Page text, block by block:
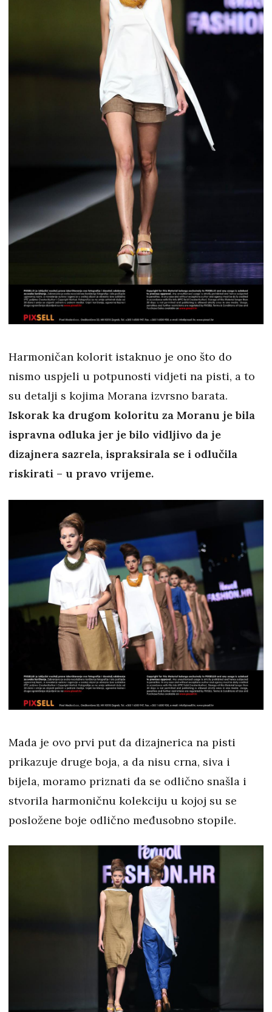
Harmoničan kolorit istaknuo je ono što do
nismo uspjeli u potpunosti vidjeti na pisti, a to
su detalji s kojima Morana izvrsno barata.
Iskorak ka drugom koloritu za Moranu je bila
ispravna odluka jer je bilo vidljivo da je
dizajnera sazrela, ispraksirala se i odlučila
riskirati – u pravo vrijeme.
Mada je ovo prvi put da dizajnerica na pisti
prikazuje druge boja, a da nisu crna, siva i
bijela, moramo priznati da se odlično snašla i
stvorila harmoničnu kolekciju u kojoj su se
posložene boje odlično međusobno stopile.